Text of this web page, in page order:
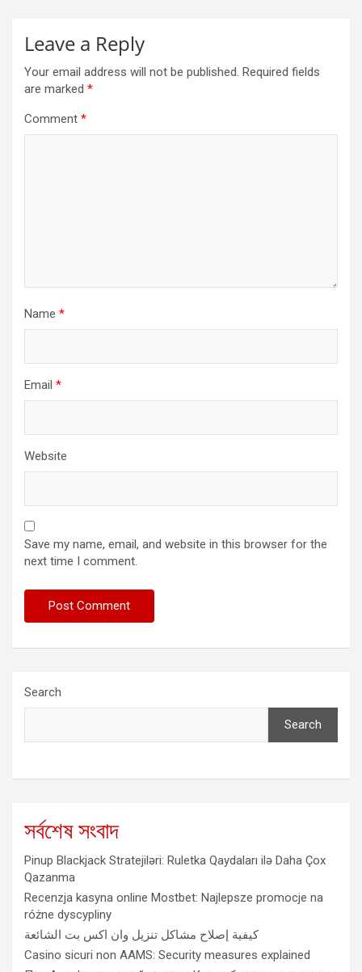
Leave a Reply
Your email address will not be published. Required fields
are marked *
Comment *
Name *
Email *
Website
Save my name, email, and website in this browser for the
next time I comment.
Search
Search
সর্বশেষ সংবাদ
Pinup Blackjack Stratejiləri: Ruletka Qaydaları ilə Daha Çox
Qazanma
Recenzja kasyna online Mostbet: Najlepsze promocje na
różne dyscypliny
كيفية إصلاح مشاكل تنزيل وان اكس بت الشائعة
Casino sicuri non AAMS: Security measures explained